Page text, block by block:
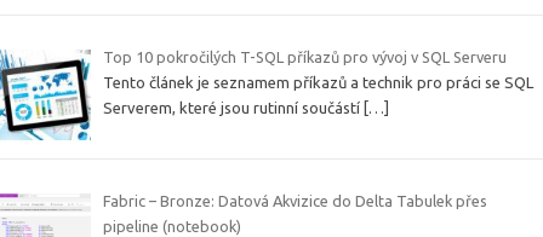
Top 10 pokročilých T-SQL příkazů pro vývoj v SQL Serveru
Tento článek je seznamem příkazů a technik pro práci se SQL
Serverem, které jsou rutinní součástí […]
Fabric – Bronze: Datová Akvizice do Delta Tabulek přes
pipeline (notebook)